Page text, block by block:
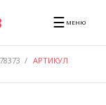
☰ МЕНЮ
/ АРТИКУЛ